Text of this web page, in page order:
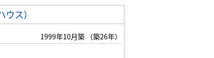
ス）
1999年10月築 （築26年）